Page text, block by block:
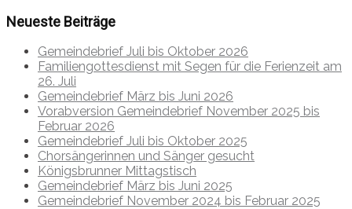
Neueste Beiträge
Gemeindebrief Juli bis Oktober 2026
Familiengottesdienst mit Segen für die Ferienzeit am
26. Juli
Gemeindebrief März bis Juni 2026
Vorabversion Gemeindebrief November 2025 bis
Februar 2026
Gemeindebrief Juli bis Oktober 2025
Chorsängerinnen und Sänger gesucht
Königsbrunner Mittagstisch
Gemeindebrief März bis Juni 2025
Gemeindebrief November 2024 bis Februar 2025